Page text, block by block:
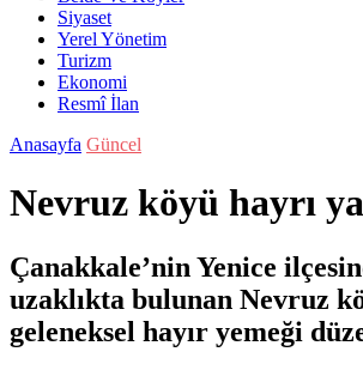
Siyaset
Yerel Yönetim
Turizm
Ekonomi
Resmî İlan
Anasayfa Güncel
Nevruz köyü hayrı
Çanakkale’nin Yenice
uzaklıkta bulunan Nevruz
geleneksel hayır yemeği